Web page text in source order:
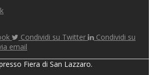
Condividi su Twitter
Condividi su
email
Fiera di San Lazzaro.